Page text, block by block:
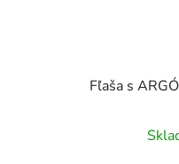
Fľaša s